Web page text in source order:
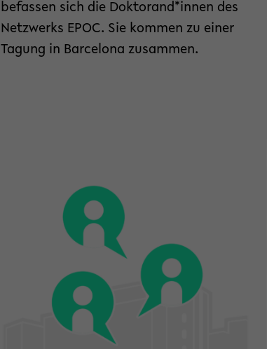
befassen sich die Doktorand*innen des
Netzwerks EPOC. Sie kommen zu einer
Tagung in Barcelona zusammen.